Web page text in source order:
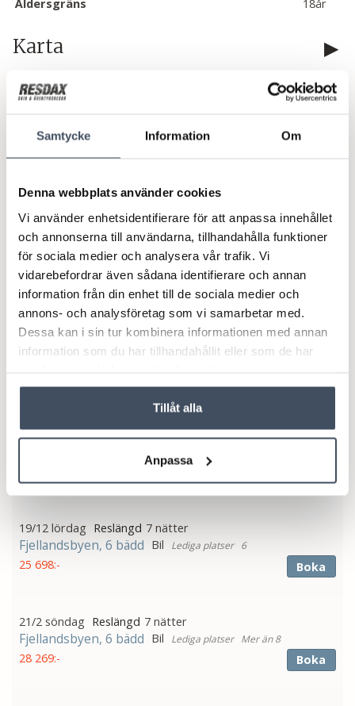
Samtycke Information Om
Denna webbplats använder cookies
Vi använder enhetsidentifierare för att anpassa innehållet
och annonserna till användarna, tillhandahålla funktioner
för sociala medier och analysera vår trafik. Vi
vidarebefordrar även sådana identifierare och annan
information från din enhet till de sociala medier och
annons- och analysföretag som vi samarbetar med.
Dessa kan i sin tur kombinera informationen med annan
information som du har tillhandahållit eller som de har
Tillåt alla
Anpassa
Karta
Avgångar & priser
10/12 torsdag
9 092:-
10/12 torsdag 3 nätter
Fjellandsbyen, 6 bädd Bil
17/12 torsdag 3 nätter
Fjellandsbyen, 6 bädd Buss 6
17/12 torsdag 3 nätter
19/12 lördag 7 nätter
Fjellandsbyen, 6 bädd Bil 6
25 698:- Boka
21/2 söndag 7 nätter
Fjellandsbyen, 6 bädd Bil Mer än 8
28 269:- Boka